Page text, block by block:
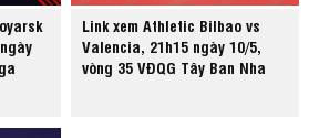
Link xem Athletic Bilbao vs
Valencia, 21h15 ngày 10/5,
vòng 35 VĐQG Tây Ban Nha